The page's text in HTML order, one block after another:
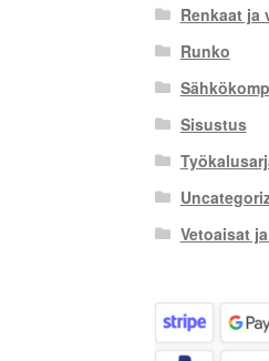
Renkaat ja
Runko
Sisustus
Vetoaisat